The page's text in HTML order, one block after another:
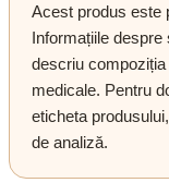
Acest produs este
Informațiile despre
descriu
medicale. Pentru
eticheta
de analiză.